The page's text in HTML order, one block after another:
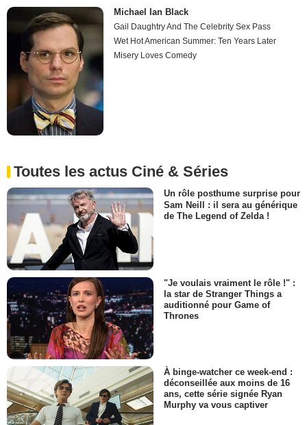
Michael Ian Black
Gail Daughtry And The Celebrity Sex Pass
Wet Hot American Summer: Ten Years Later
Misery Loves Comedy
Toutes les actus Ciné & Séries
Un rôle posthume surprise pour
Sam Neill : il sera au générique
de The Legend of Zelda !
"Je voulais vraiment le rôle !" :
la star de Stranger Things a
auditionné pour Game of
Thrones
À binge-watcher ce week-end :
déconseillée aux moins de 16
ans, cette série signée Ryan
Murphy va vous captiver